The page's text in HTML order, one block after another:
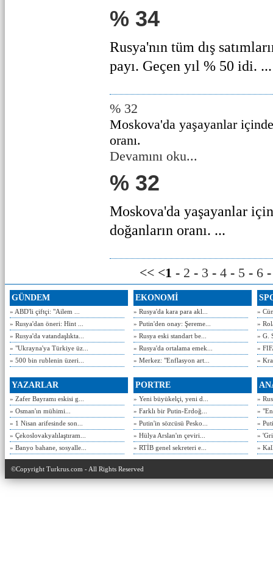
% 34
Rusya'nın tüm dış
payı. Geçen yıl % 50 idi. ...
% 32
Moskova'da yaşayanlar
oranı.
Devamını oku...
% 32
Moskova'da yaşayanlar
doğanların oranı. ...
<< <1 - 2 - 3 - 4 - 5 - 6
GÜNDEM
» ABD'li çiftçi: "Ailem ...
» Rusya'dan öneri: Hint ...
» Rusya'da vatandaşlıkta...
» "Ukrayna'ya Türkiye üz...
» 500 bin rublenin üzeri...
EKONOMİ
» Rusya'da kara para akl...
» Putin'den onay: Şereme...
» Rusya eski standart be...
» Rusya'da ortalama emek...
» Merkez: "Enflasyon art...
»
»
» G.
»
»
YAZARLAR
» Zafer Bayramı eskisi g...
» Osman'ın mühimi...
» 1 Nisan arifesinde son...
» Çekoslovakyalılaştıram...
» Banyo bahane, sosyalle...
PORTRE
» Yeni büyükelçi, yeni d...
» Farklı bir Putin-Erdoğ...
» Putin'in sözcüsü Pesko...
» Hülya Arslan'ın çeviri...
» RTİB genel sekreteri e...
»
»
»
»
»
©Copyright Turkrus.com - All Rights Reserved